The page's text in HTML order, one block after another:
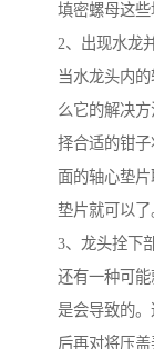
填密螺母这
2、出现水龙
当水龙头内
么它的解决
择合适的钳
面的轴心垫
垫片就可以了
3、龙头拴下
还有一种可
是会导致的
后再对将压